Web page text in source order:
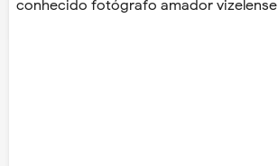
conhecido fotógrafo amador vizelense